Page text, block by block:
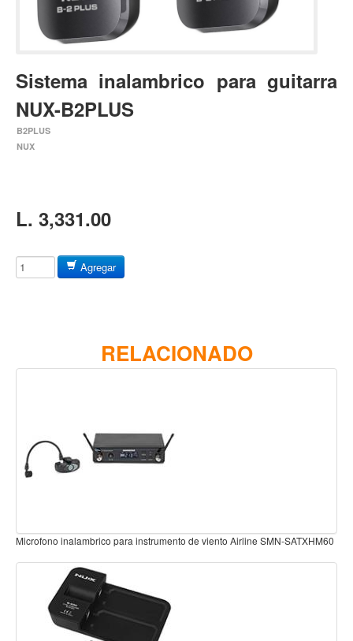
Bajos
Electrico
Amplificadores
Pedales de efectos
Estuches y fundas
Acustica
Platillos
Pedestal para Hi-Hat
Pedestal para redoblante
Trono
Accesorios
Teclado
Teclado Digital
Sistema inalambrico para guitarra
NUX-B2PLUS
B2PLUS
NUX
L. 3,331.00
Agregar
RELACIONADO
de viento Airline SMN-SATXHM60 Microfono inalambrico 2.4Ghz para